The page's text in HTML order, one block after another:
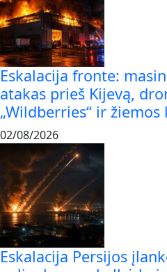
Eskalacija fronte:
atakas prieš Kijevą,
„Wildberries“ ir
02/08/2026
Eskalacija Persijos